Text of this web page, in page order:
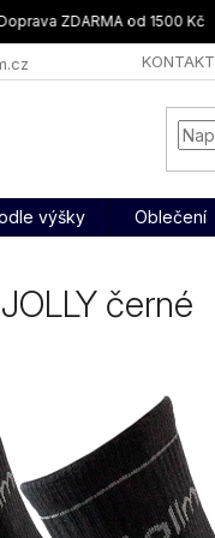
ZDARMA od 1500 Kč
KONTAKT
výšky Oblečení
černé